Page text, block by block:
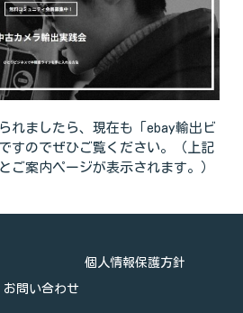
れましたら、現在も「ebay輸出ビ
すのでぜひご覧ください。（上記
ご案内ページが表示されます。）
個人情報保護方針
お問い合わせ